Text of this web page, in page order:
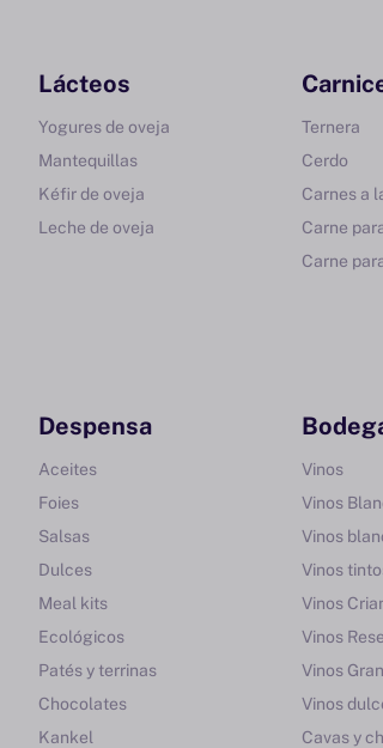
Lácteos
Yogures de oveja
Mantequillas
Kéfir de oveja
Leche de oveja
Ternera
Cerdo
Carnes a
Carne
Carne
Despensa
Aceites
Foies
Salsas
Dulces
Meal kits
Ecológicos
Patés y terrinas
Chocolates
Kankel
Vinos
Vinos
Vinos
Vinos
Vinos
Vinos
Vinos
Vinos
Cavas y